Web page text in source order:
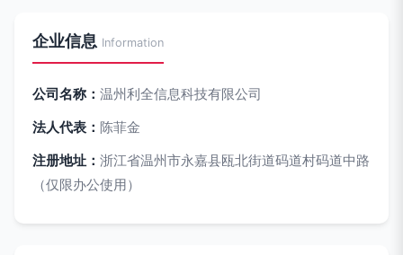
企业信息 Information
公司名称： 温州利全信息科技有限公司
法人代表： 陈菲金
注册地址： 浙江省温州市永嘉县瓯北街道码道村码道中路
（仅限办公使用）